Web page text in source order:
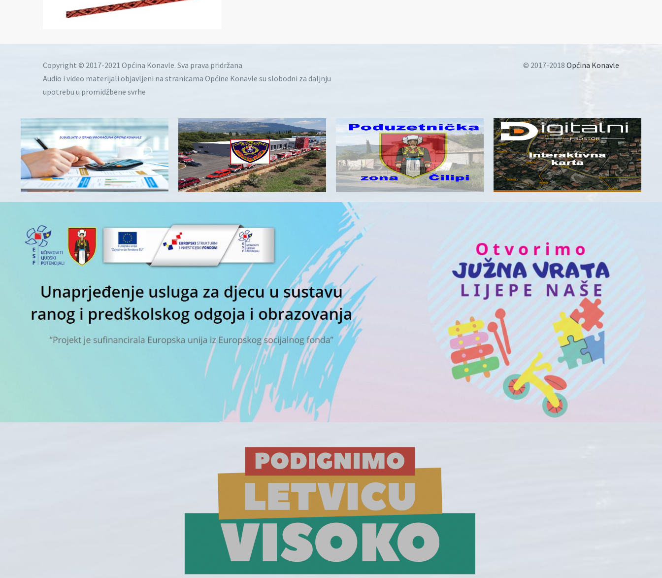
Copyright © 2017-2021 Općina Konavle. Sva prava pridržana
Audio i video materijali objavljeni na stranicama Općine Konavle su slobodni za daljnju
upotrebu u promidžbene svrhe
© 2017-2018 Općina Konavle